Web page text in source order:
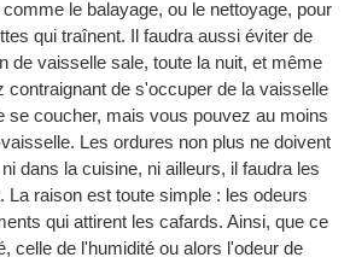
le balayage, ou le nettoyage, pour
qui traînent. Il faudra aussi éviter de
de vaisselle sale, toute la nuit, et même
contraignant de s'occuper de la vaisselle
se coucher, mais vous pouvez au moins
Les ordures non plus ne doivent
dans la cuisine, ni ailleurs, il faudra les
La raison est toute simple : les odeurs
qui attirent les cafards. Ainsi, que ce
celle de l'humidité ou alors l'odeur de